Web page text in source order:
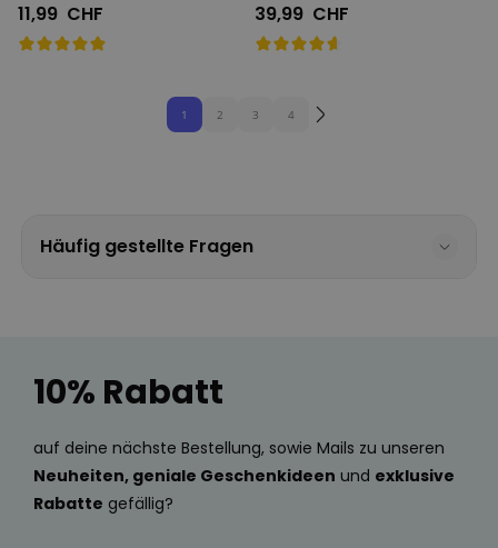
11,99 CHF 39,99 CHF
1 2 3 4
Häufig gestellte Fragen
10% Rabatt
auf deine nächste Bestellung, sowie Mails zu unseren
Neuheiten, geniale Geschenkideen und exklusive
Rabatte gefällig?